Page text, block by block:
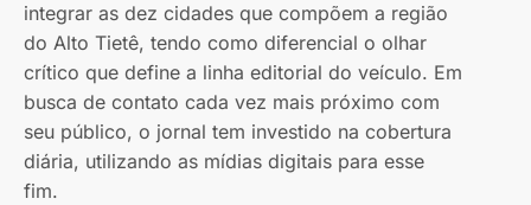
integrar as dez cidades que compõem a região
do Alto Tietê, tendo como diferencial o olhar
crítico que define a linha editorial do veículo. Em
busca de contato cada vez mais próximo com
seu público, o jornal tem investido na cobertura
diária, utilizando as mídias digitais para esse
fim.